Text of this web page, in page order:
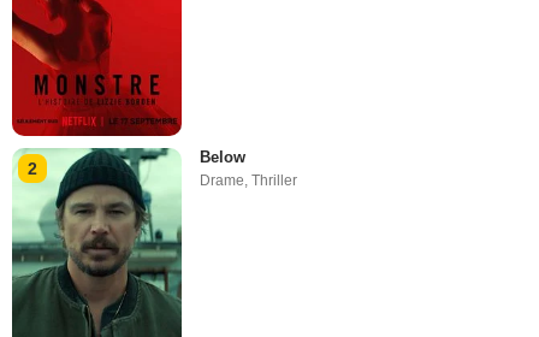
2
Below
Drame,Thriller